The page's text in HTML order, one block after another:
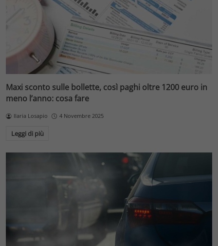
Maxi sconto sulle bollette, così paghi oltre 1200 euro in
meno l’anno: cosa fare
Ilaria Losapio 4 Novembre 2025
Leggi di più